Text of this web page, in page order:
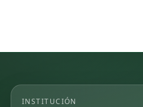
INSTITUCIÓN